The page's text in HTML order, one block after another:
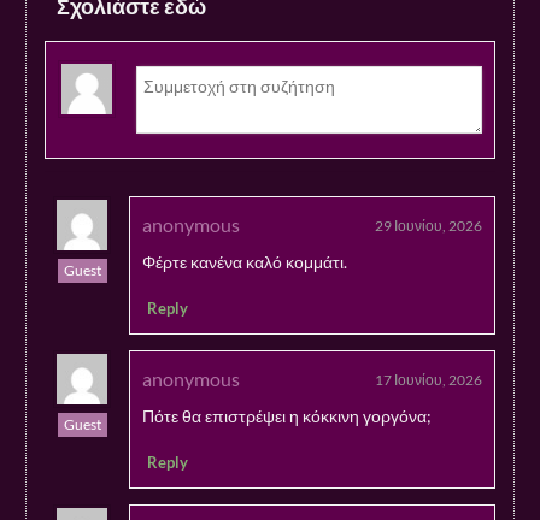
Σχολιάστε εδώ
Guest
anonymous 29 Ιουνίου, 2026
Φέρτε κανένα καλό κομμάτι.
Reply
Guest
anonymous 17 Ιουνίου, 2026
Πότε θα επιστρέψει η κόκκινη γοργόνα;
Reply